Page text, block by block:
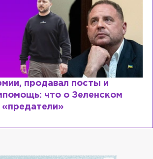
Рыдает из-за мужа, но опять
Лазаревым: как Лера
сходит с ума